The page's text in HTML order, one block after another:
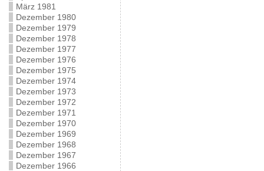
März 1981
Dezember 1980
Dezember 1979
Dezember 1978
Dezember 1977
Dezember 1976
Dezember 1975
Dezember 1974
Dezember 1973
Dezember 1972
Dezember 1971
Dezember 1970
Dezember 1969
Dezember 1968
Dezember 1967
Dezember 1966